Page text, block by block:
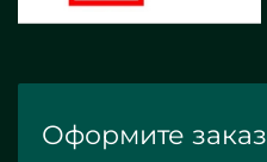
Оформите заказ